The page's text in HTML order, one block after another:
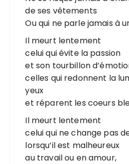
de ses vêtements
Ou qui ne parle jamais à
Il meurt lentement
celui qui évite la passion
et son tourbillon
celles qui redonnent la
yeux
et réparent les coeurs
Il meurt lentement
celui qui ne change pas
lorsqu’il est malheureux
au travail ou en amour,